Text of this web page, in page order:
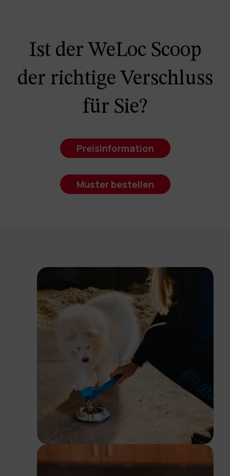
Ist der WeLoc Scoop
der richtige Verschluss
für Sie?
Preisinformation
Muster bestellen